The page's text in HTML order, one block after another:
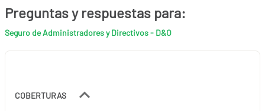
Preguntas y respuestas para:
Seguro de Administradores y Directivos - D&O
COBERTURAS